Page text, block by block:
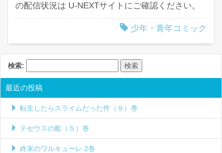
の配信状況は U-NEXTサイトにご確認ください。
少年・青年コミック
検索:
最近の投稿
転生したらスライムだった件（９）巻
テセウスの船（５）巻
終末のワルキューレ 2巻